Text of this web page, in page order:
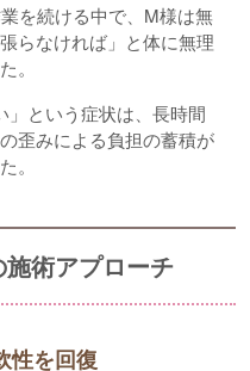
を続ける中で、M様は無
らなければ」と体に無理
。
」という症状は、長時間
歪みによる負担の蓄積が
。
術アプローチ
性を回復